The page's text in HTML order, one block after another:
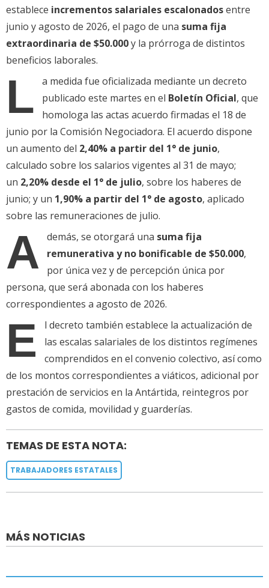
establece incrementos salariales escalonadosentre
junio y agosto de 2026, el pago de una suma fija
extraordinaria de $50.000y la prórroga de distintos
beneficios laborales.
L
a medida fue oficializada mediante un decreto
publicado este martes en el Boletín Oficial, que
homologa las actas acuerdo firmadas el 18 de
junio por la Comisión Negociadora. El acuerdo dispone
un aumento del 2,40% a partir del 1° de junio,
calculado sobre los salarios vigentes al 31 de mayo;
un 2,20% desde el 1° de julio, sobre los haberes de
junio; y un 1,90% a partir del 1° de agosto, aplicado
sobre las remuneraciones de julio.
A demás, se otorgará una suma fija
remunerativa y no bonificable de $50.000,
por única vez y de percepción única por
persona, que será abonada con los haberes
correspondientes a agosto de 2026.
E
l decreto también establece la actualización de
las escalas salariales de los distintos regímenes
comprendidos en el convenio colectivo, así como
de los montos correspondientes a viáticos, adicional por
prestación de servicios en la Antártida, reintegros por
gastos de comida, movilidad y guarderías.
TEMAS DE ESTA NOTA:
TRABAJADORES ESTATALES
MÁS NOTICIAS